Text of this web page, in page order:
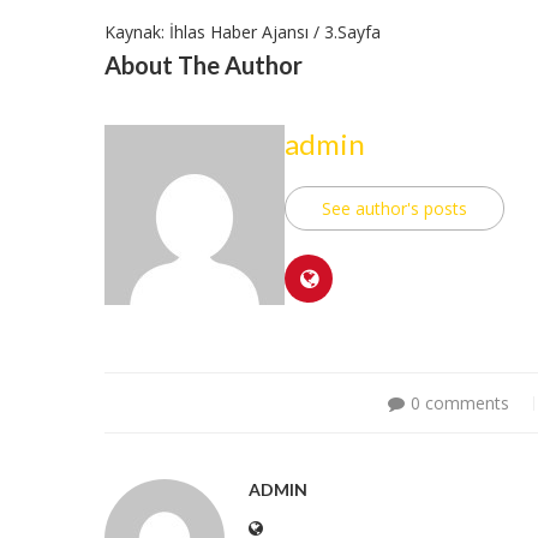
Kaynak: İhlas Haber Ajansı / 3.Sayfa
About The Author
admin
See author's posts
0 comments
ADMIN